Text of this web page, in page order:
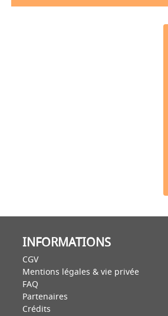
INFORMATIONS
CGV
Mentions légales & vie privée
FAQ
Partenaires
Crédits